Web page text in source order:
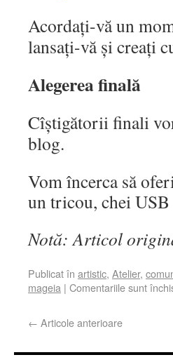
Acordați-vă un
lansați-vă și creați
Alegerea finală
Cîștigătorii finali
blog.
Vom încerca să
un tricou, chei
Notă: Articol
Publicat în artistic, Atelier,
mageia | Comentariile sunt
← Articole anterioare